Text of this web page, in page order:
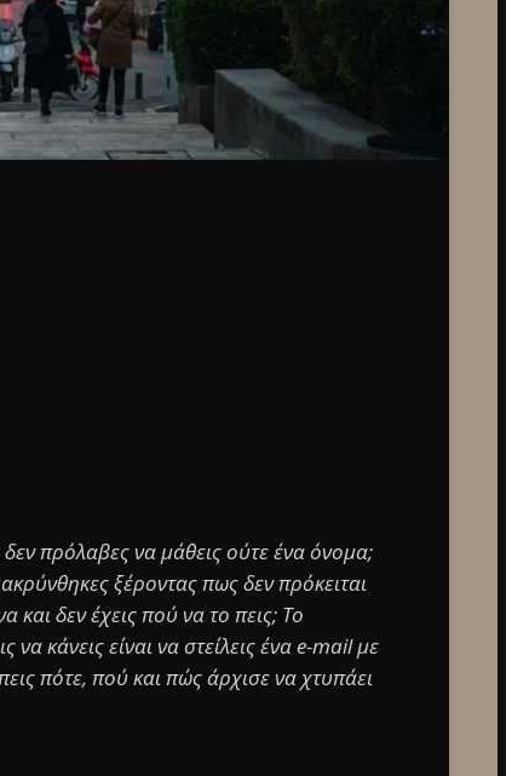
πρόλαβες να μάθεις ούτε ένα όνομα;
ξέροντας πως δεν πρόκειται
και δεν έχεις πού να το πεις; Το
κάνεις είναι να στείλεις ένα e-mail με
πότε, πού και πώς άρχισε να χτυπάει